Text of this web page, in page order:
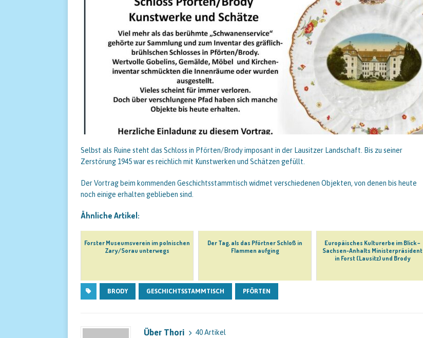
Selbst als Ruine steht das Schloss in Pförten/Brody imposant in der Lausitzer Landschaft. Bis zu seiner
Zerstörung 1945 war es reichlich mit Kunstwerken und Schätzen gefüllt.
Der Vortrag beim kommenden Geschichtsstammtisch widmet verschiedenen Objekten, von denen bis heute
noch einige erhalten geblieben sind.
Ähnliche Artikel:
Forster Museumsverein im polnischen
Zary/Sorau unterwegs
Der Tag, als das Pförtner Schloß in
Flammen aufging
Europäisches Kulturerbe im Blick –
Sachsen-Anhalts Ministerpräsident
in Forst (Lausitz) und Brody
BRODY GESCHICHTSSTAMMTISCH PFÖRTEN
Über Thori 40 Artikel